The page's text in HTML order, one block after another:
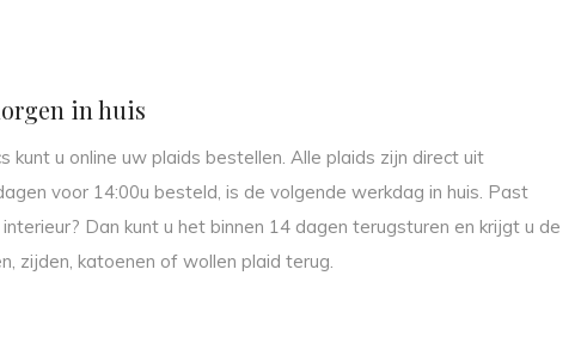
in huis
kunt u online uw plaids bestellen. Alle plaids zijn direct uit
voor 14:00u besteld, is de volgende werkdag in huis. Past
Dan kunt u het binnen 14 dagen terugsturen en krijgt u de
zijden, katoenen of wollen plaid terug.